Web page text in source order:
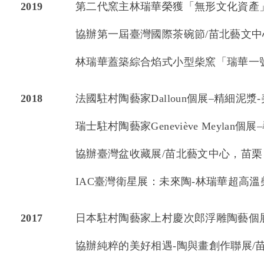
2019 第二代窯主林瑞華榮獲「無形文化資
協辦第一屆臺灣國際茶碗節/苗北藝文
林瑞華蓋築綜合焰式小型柴窯「瑞華一
2018 法國駐村陶藝家Dalloun個展–精細泥漿
瑞士駐村陶藝家Geneviève Meylan個
協辦臺灣盆收藏展/苗北藝文中心，苗栗
IAC臺灣衛星展：未來陶-林瑞華超高
2017 日本駐村陶藝家上村慶次郎浮雕陶藝
協辦純粹的美好相遇-陶與畫創作聯展/